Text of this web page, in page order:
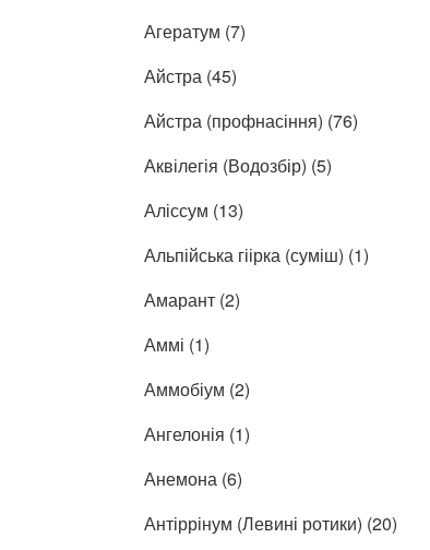
Агератум (7)
Айстра (45)
Айстра (профнасіння) (76)
Аквілегія (Водозбір) (5)
Аліссум (13)
Альпійська гіірка (суміш) (1)
Амарант (2)
Аммі (1)
Аммобіум (2)
Ангелонія (1)
Анемона (6)
Антіррінум (Левині ротики) (20)